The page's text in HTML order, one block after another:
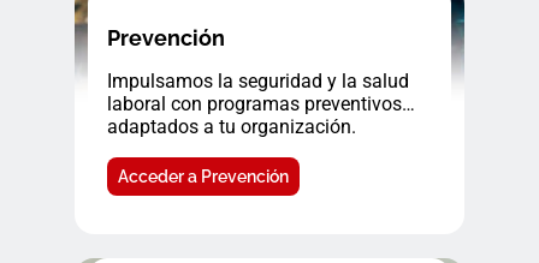
Prevención
Impulsamos la seguridad y la salud
laboral con programas preventivos
adaptados a tu organización.
Acceder a Prevención